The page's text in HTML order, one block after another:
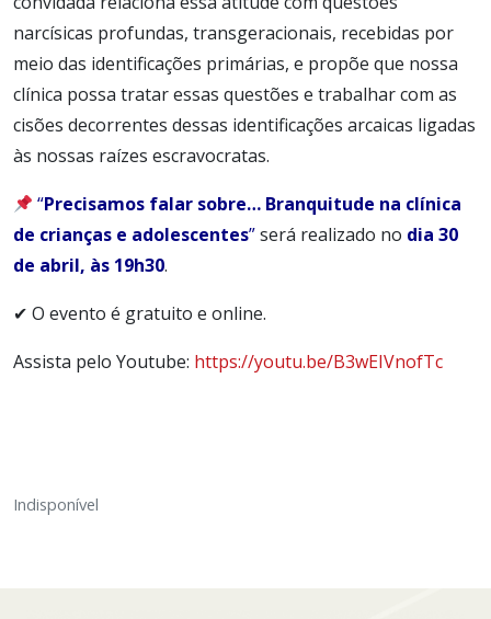
narcísicas profundas, transgeracionais, recebidas por
meio das identificações primárias, e propõe que nossa
clínica possa tratar essas questões e trabalhar com as
cisões decorrentes dessas identificações arcaicas ligadas
às nossas raízes escravocratas.
“Precisamos falar sobre… Branquitude na clínica
de crianças e adolescentes”será realizado no dia 30
de abril, às 19h30.
✔ O evento é gratuito e online.
Assista pelo Youtube: https://youtu.be/B3wEIVnofTc
Indisponível